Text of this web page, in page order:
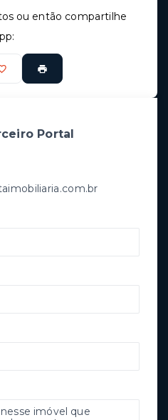
ou então compartilhe
Portal